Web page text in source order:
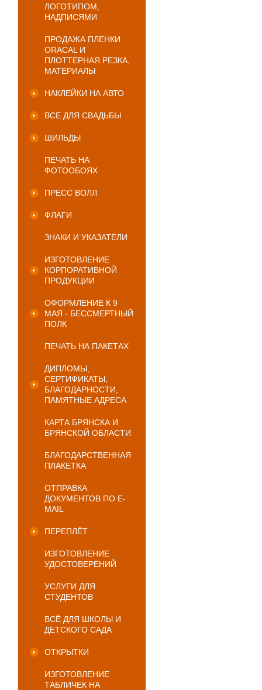
ЛОГОТИПОМ,
НАДПИСЯМИ
ПРОДАЖА ПЛЕНКИ
ORACAL И
ПЛОТТЕРНАЯ РЕЗКА,
МАТЕРИАЛЫ
НАКЛЕЙКИ НА АВТО
ВСЕ ДЛЯ СВАДЬБЫ
ШИЛЬДЫ
ПЕЧАТЬ НА
ФОТООБОЯХ
ПРЕСС ВОЛЛ
ФЛАГИ
ЗНАКИ И УКАЗАТЕЛИ
ИЗГОТОВЛЕНИЕ
КОРПОРАТИВНОЙ
ПРОДУКЦИИ
ОФОРМЛЕНИЕ К 9
МАЯ - БЕССМЕРТНЫЙ
ПОЛК
ПЕЧАТЬ НА ПАКЕТАХ
ДИПЛОМЫ,
СЕРТИФИКАТЫ,
БЛАГОДАРНОСТИ,
ПАМЯТНЫЕ АДРЕСА
КАРТА БРЯНСКА И
БРЯНСКОЙ ОБЛАСТИ
БЛАГОДАРСТВЕННАЯ
ПЛАКЕТКА
ОТПРАВКА
ДОКУМЕНТОВ ПО E-
MAIL
ПЕРЕПЛЁТ
ИЗГОТОВЛЕНИЕ
УДОСТОВЕРЕНИЙ
УСЛУГИ ДЛЯ
СТУДЕНТОВ
ВСЁ ДЛЯ ШКОЛЫ И
ДЕТСКОГО САДА
ОТКРЫТКИ
ИЗГОТОВЛЕНИЕ
ТАБЛИЧЕК НА